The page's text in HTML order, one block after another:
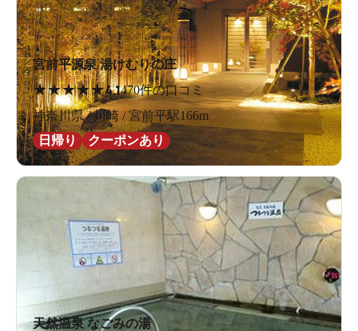
宮前平源泉 湯けむりの庄
★★★★★4.1470件の口コミ
神奈川県 / 川崎 / 宮前平駅166m
日帰り
クーポンあり
天然温泉 なごみの湯